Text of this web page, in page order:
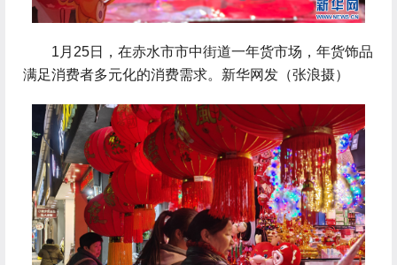
1月25日，在赤水市市中街道一年货市场，年货饰品
满足消费者多元化的消费需求。新华网发（张浪摄）